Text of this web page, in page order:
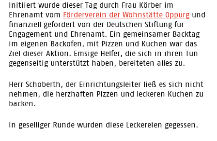
Initiiert wurde dieser Tag durch Frau Körber im
Ehrenamt vom Förderverein der Wohnstätte Oppurg und
finanziell gefördert von der Deutschen Stiftung für
Engagement und Ehrenamt. Ein gemeinsamer Backtag
im eigenen Backofen, mit Pizzen und Kuchen war das
Ziel dieser Aktion. Emsige Helfer, die sich in ihren Tun
gegenseitig unterstützt haben, bereiteten alles zu.
Herr Schoberth, der Einrichtungsleiter ließ es sich nicht
nehmen, die herzhaften Pizzen und leckeren Kuchen zu
backen.
In geselliger Runde wurden diese Leckereien gegessen.